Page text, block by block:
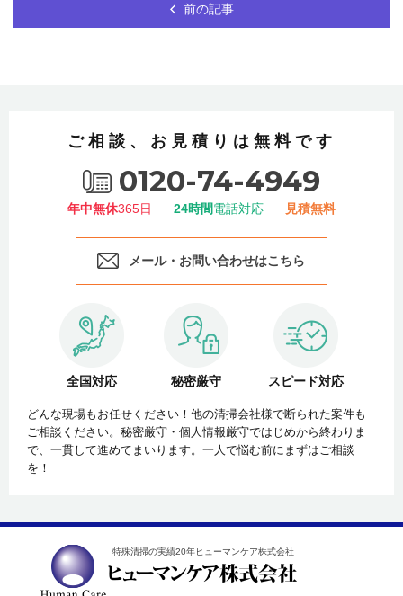
前の記事
ご相談、お見積りは無料です
0120-74-4949
年中無休365日 24時間電話対応 見積無料
メール・お問い合わせはこちら
全国対応 秘密厳守 スピード対応
どんな現場もお任せください！他の清掃会社様で断られた案件も
ご相談ください。秘密厳守・個人情報厳守ではじめから終わりま
で、一貫して進めてまいります。一人で悩む前にまずはご相談
を！
特殊清掃の実績20年ヒューマンケア株式会社